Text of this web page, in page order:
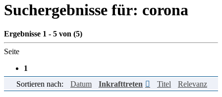
Suchergebnisse für: corona
Ergebnisse 1 - 5 von (5)
Seite
1
Einträge pro Seite
Sortieren nach: Datum Inkrafttreten Titel Relevanz